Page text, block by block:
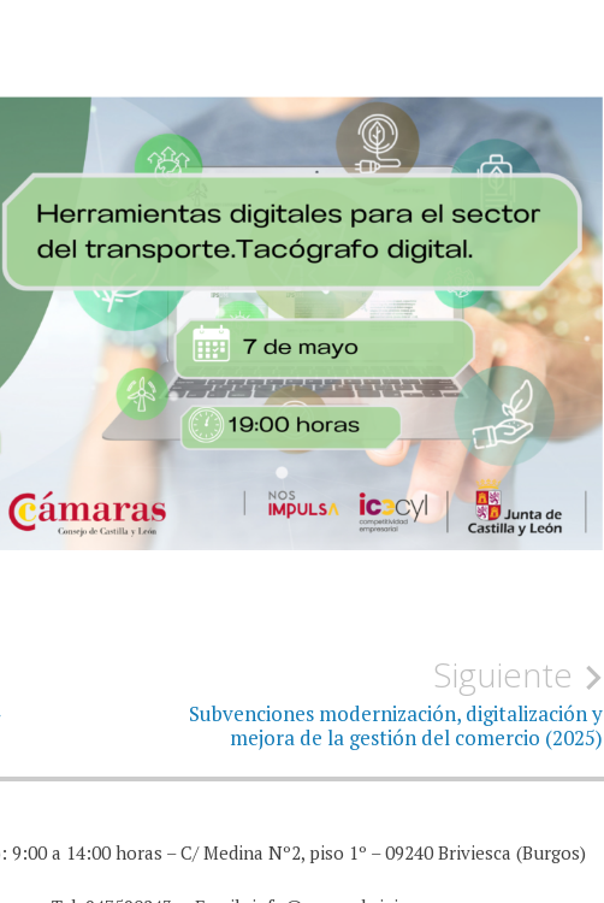
Siguiente
Subvenciones modernización, digitalización y
mejora de la gestión del comercio (2025)
9:00 a 14:00 horas – C/ Medina Nº2, piso 1º – 09240 Briviesca (Burgos)